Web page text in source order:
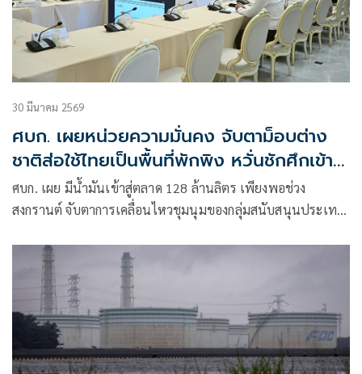
30 มีนาคม 2569
ศบก. เผยหน่วยความมั่นคง จับตาม็อบต่าง
ชาติส่อใช้ไทยเป็นพื้นที่พักพิง หวั่นชักศึกเข้า
บ้าน
ศบก. เผย มีน้ำมันเข้าสู่ตลาด 128 ล้านลิตร เพียงพอช่วง
สงกรานต์ จับตาการเคลื่อนไหวชุมนุมของกลุ่มสนับสนุนประเทศ